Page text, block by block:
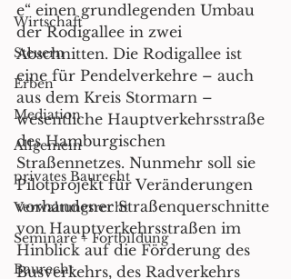
Wirtschaft
Steuern
Erben
Mediation
Allgemein
privates Baurecht
Verwaltungsrecht
Seminare + Fortbildung
Baurecht
e“ einen grundlegenden Umbau
der Rodigallee in zwei
Abschnitten. Die Rodigallee ist
eine für Pendelverkehre – auch
aus dem Kreis Stormarn –
wesentliche Hauptverkehrsstraße
des Hamburgischen
Straßennetzes. Nunmehr soll sie
Pilotprojekt für Veränderungen
vorhandener Straßenquerschnitte
von Hauptverkehrsstraßen im
Hinblick auf die Förderung des
Busverkehrs, des Radverkehrs